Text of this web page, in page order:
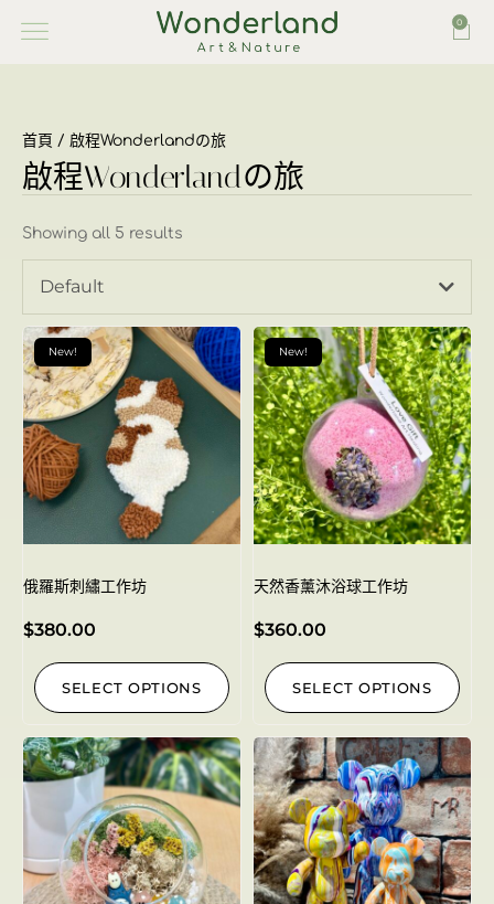
0
首頁 / 啟程Wonderlandの旅
啟程Wonderlandの旅
Showing all 5 results
Default
New!
俄羅斯刺繡工作坊
$380.00
SELECT OPTIONS
New!
天然香薰沐浴球工作坊
$360.00
SELECT OPTIONS